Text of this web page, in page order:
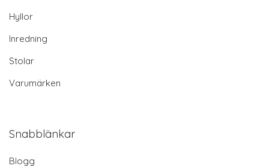
Hyllor
Inredning
Stolar
Varumärken
Snabblänkar
Blogg